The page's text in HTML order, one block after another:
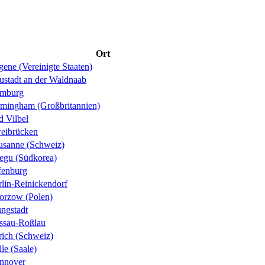
Ort
(Vereinigte Staaten)
an der Waldnaab
(Großbritannien)
Vilbel
(Schweiz)
(Südkorea)
Reinickendorf
(Polen)
Roßlau
(Schweiz)
(Saale)